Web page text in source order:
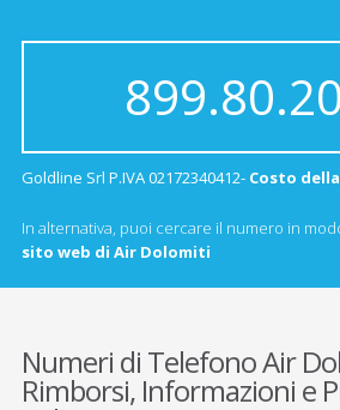
Goldline Srl P.IVA 02172340412- Costo
In alternativa, puoi cercare il numero in
sito web di Air Dolomiti
Numeri di Telefono Air
Rimborsi, Informazioni e